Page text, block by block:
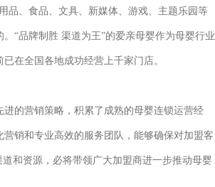
品、食品、文具、新媒体、游戏、主题乐园等
“品牌制胜 渠道为王”的爱亲母婴作为母婴行业
在全国各地成功经营上千家门店。
的营销策略，积累了成熟的母婴连锁运营经
销和专业高效的服务团队，能够确保对加盟客
和资源，必将带领广大加盟商进一步推动母婴